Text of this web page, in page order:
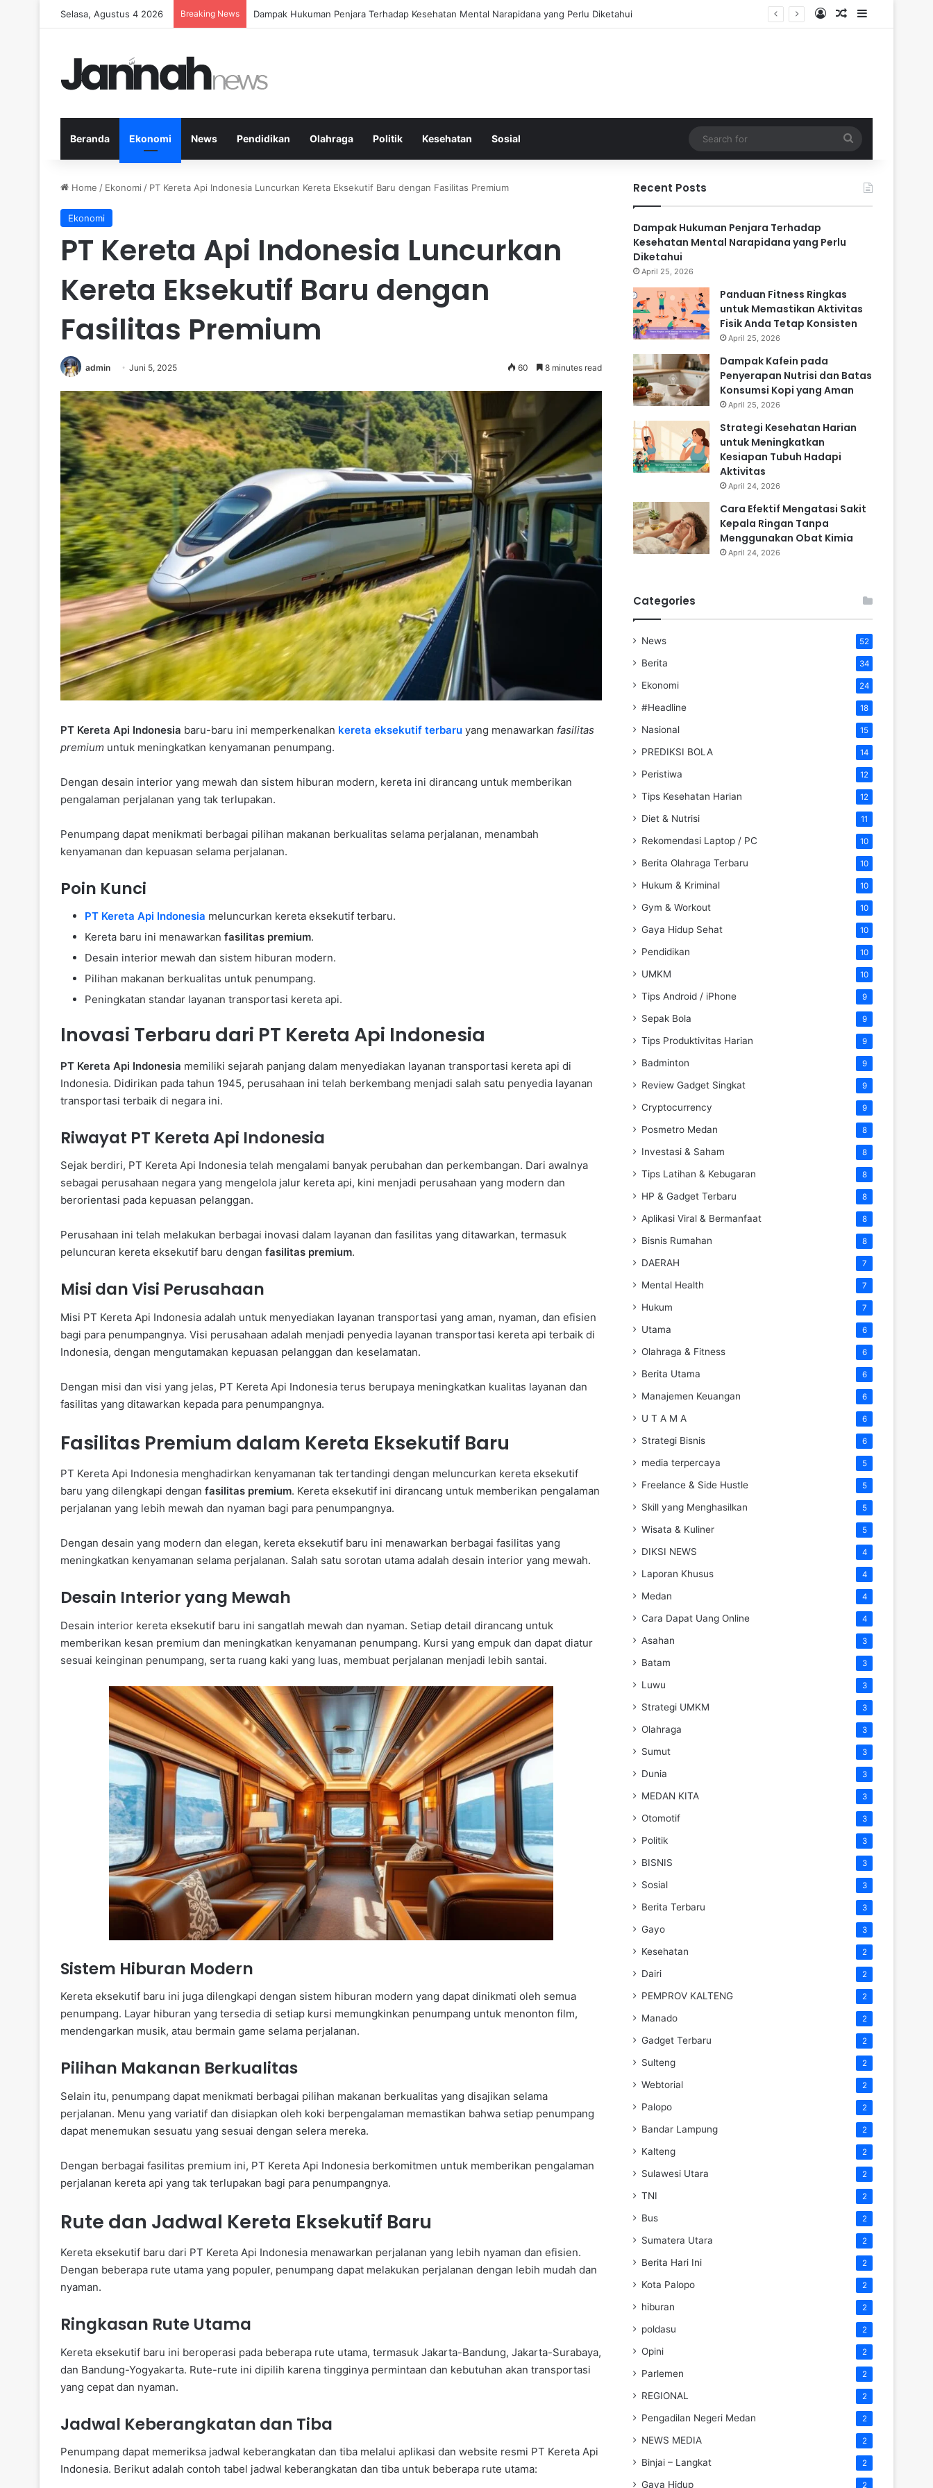
Selasa, Agustus 4 2026 Breaking News Panduan Fitness Ringkas untuk Memastikan Aktivitas Fisik Anda Tetap Konsisten Log InRandom Article
Sidebar
Beranda Ekonomi News Pendidikan Olahraga Politik Kesehatan Sosial
for
Home / Ekonomi / PT Kereta Api Indonesia Luncurkan Kereta Eksekutif Baru dengan Fasilitas Premium
Ekonomi
PT Kereta Api Indonesia Luncurkan
Kereta Eksekutif Baru dengan
Fasilitas Premium
admin Juni 5, 2025 60 8 minutes read
PT Kereta Api Indonesia baru-baru ini memperkenalkan kereta eksekutif terbaru yang menawarkan fasilitas
premium untuk meningkatkan kenyamanan penumpang.
Dengan desain interior yang mewah dan sistem hiburan modern, kereta ini dirancang untuk memberikan
pengalaman perjalanan yang tak terlupakan.
Penumpang dapat menikmati berbagai pilihan makanan berkualitas selama perjalanan, menambah
kenyamanan dan kepuasan selama perjalanan.
Poin Kunci
PT Kereta Api Indonesia meluncurkan kereta eksekutif terbaru.
Kereta baru ini menawarkan fasilitas premium.
Desain interior mewah dan sistem hiburan modern.
Pilihan makanan berkualitas untuk penumpang.
Peningkatan standar layanan transportasi kereta api.
Inovasi Terbaru dari PT Kereta Api Indonesia
PT Kereta Api Indonesia memiliki sejarah panjang dalam menyediakan layanan transportasi kereta api di
Indonesia. Didirikan pada tahun 1945, perusahaan ini telah berkembang menjadi salah satu penyedia layanan
transportasi terbaik di negara ini.
Riwayat PT Kereta Api Indonesia
Sejak berdiri, PT Kereta Api Indonesia telah mengalami banyak perubahan dan perkembangan. Dari awalnya
sebagai perusahaan negara yang mengelola jalur kereta api, kini menjadi perusahaan yang modern dan
berorientasi pada kepuasan pelanggan.
Perusahaan ini telah melakukan berbagai inovasi dalam layanan dan fasilitas yang ditawarkan, termasuk
peluncuran kereta eksekutif baru dengan fasilitas premium.
Misi dan Visi Perusahaan
Misi PT Kereta Api Indonesia adalah untuk menyediakan layanan transportasi yang aman, nyaman, dan efisien
bagi para penumpangnya. Visi perusahaan adalah menjadi penyedia layanan transportasi kereta api terbaik di
Indonesia, dengan mengutamakan kepuasan pelanggan dan keselamatan.
Dengan misi dan visi yang jelas, PT Kereta Api Indonesia terus berupaya meningkatkan kualitas layanan dan
fasilitas yang ditawarkan kepada para penumpangnya.
Fasilitas Premium dalam Kereta Eksekutif Baru
PT Kereta Api Indonesia menghadirkan kenyamanan tak tertandingi dengan meluncurkan kereta eksekutif
baru yang dilengkapi dengan fasilitas premium. Kereta eksekutif ini dirancang untuk memberikan pengalaman
perjalanan yang lebih mewah dan nyaman bagi para penumpangnya.
Dengan desain yang modern dan elegan, kereta eksekutif baru ini menawarkan berbagai fasilitas yang
meningkatkan kenyamanan selama perjalanan. Salah satu sorotan utama adalah desain interior yang mewah.
Desain Interior yang Mewah
Desain interior kereta eksekutif baru ini sangatlah mewah dan nyaman. Setiap detail dirancang untuk
memberikan kesan premium dan meningkatkan kenyamanan penumpang. Kursi yang empuk dan dapat diatur
sesuai keinginan penumpang, serta ruang kaki yang luas, membuat perjalanan menjadi lebih santai.
Sistem Hiburan Modern
Kereta eksekutif baru ini juga dilengkapi dengan sistem hiburan modern yang dapat dinikmati oleh semua
penumpang. Layar hiburan yang tersedia di setiap kursi memungkinkan penumpang untuk menonton film,
mendengarkan musik, atau bermain game selama perjalanan.
Pilihan Makanan Berkualitas
Selain itu, penumpang dapat menikmati berbagai pilihan makanan berkualitas yang disajikan selama
perjalanan. Menu yang variatif dan disiapkan oleh koki berpengalaman memastikan bahwa setiap penumpang
dapat menemukan sesuatu yang sesuai dengan selera mereka.
Dengan berbagai fasilitas premium ini, PT Kereta Api Indonesia berkomitmen untuk memberikan pengalaman
perjalanan kereta api yang tak terlupakan bagi para penumpangnya.
Rute dan Jadwal Kereta Eksekutif Baru
Kereta eksekutif baru dari PT Kereta Api Indonesia menawarkan perjalanan yang lebih nyaman dan efisien.
Dengan beberapa rute utama yang populer, penumpang dapat melakukan perjalanan dengan lebih mudah dan
nyaman.
Ringkasan Rute Utama
Kereta eksekutif baru ini beroperasi pada beberapa rute utama, termasuk Jakarta-Bandung, Jakarta-Surabaya,
dan Bandung-Yogyakarta. Rute-rute ini dipilih karena tingginya permintaan dan kebutuhan akan transportasi
yang cepat dan nyaman.
Jadwal Keberangkatan dan Tiba
Penumpang dapat memeriksa jadwal keberangkatan dan tiba melalui aplikasi dan website resmi PT Kereta Api
Indonesia. Berikut adalah contoh tabel jadwal keberangkatan dan tiba untuk beberapa rute utama:
Recent Posts
Dampak Hukuman Penjara Terhadap
Kesehatan Mental Narapidana yang Perlu
Diketahui
April 25, 2026
Panduan Fitness Ringkas
untuk Memastikan Aktivitas
Fisik Anda Tetap Konsisten
April 25, 2026
Dampak Kafein pada
Penyerapan Nutrisi dan Batas
Konsumsi Kopi yang Aman
April 25, 2026
Strategi Kesehatan Harian
untuk Meningkatkan
Kesiapan Tubuh Hadapi
Aktivitas
April 24, 2026
Cara Efektif Mengatasi Sakit
Kepala Ringan Tanpa
Menggunakan Obat Kimia
April 24, 2026
Categories
News 52
Berita 34
Ekonomi 24
#Headline 18
Nasional 15
PREDIKSI BOLA 14
Peristiwa 12
Tips Kesehatan Harian 12
Diet & Nutrisi 11
Rekomendasi Laptop / PC 10
Berita Olahraga Terbaru 10
Hukum & Kriminal 10
Gym & Workout 10
Gaya Hidup Sehat 10
Pendidikan 10
UMKM 10
Tips Android / iPhone 9
Sepak Bola 9
Tips Produktivitas Harian 9
Badminton 9
Review Gadget Singkat 9
Cryptocurrency 9
Posmetro Medan 8
Investasi & Saham 8
Tips Latihan & Kebugaran 8
HP & Gadget Terbaru 8
Aplikasi Viral & Bermanfaat 8
Bisnis Rumahan 8
DAERAH 7
Mental Health 7
Hukum 7
Utama 6
Olahraga & Fitness 6
Berita Utama 6
Manajemen Keuangan 6
U T A M A 6
Strategi Bisnis 6
media terpercaya 5
Freelance & Side Hustle 5
Skill yang Menghasilkan 5
Wisata & Kuliner 5
DIKSI NEWS 4
Laporan Khusus 4
Medan 4
Cara Dapat Uang Online 4
Asahan 3
Batam 3
Luwu 3
Strategi UMKM 3
Olahraga 3
Sumut 3
Dunia 3
MEDAN KITA 3
Otomotif 3
Politik 3
BISNIS 3
Sosial 3
Berita Terbaru 3
Gayo 3
Kesehatan 2
Dairi 2
PEMPROV KALTENG 2
Manado 2
Gadget Terbaru 2
Sulteng 2
Webtorial 2
Palopo 2
Bandar Lampung 2
Kalteng 2
Sulawesi Utara 2
TNI 2
Bus 2
Sumatera Utara 2
Berita Hari Ini 2
Kota Palopo 2
hiburan 2
poldasu 2
Opini 2
Parlemen 2
REGIONAL 2
Pengadilan Negeri Medan 2
NEWS MEDIA 2
Binjai – Langkat 2
Gaya Hidup 2